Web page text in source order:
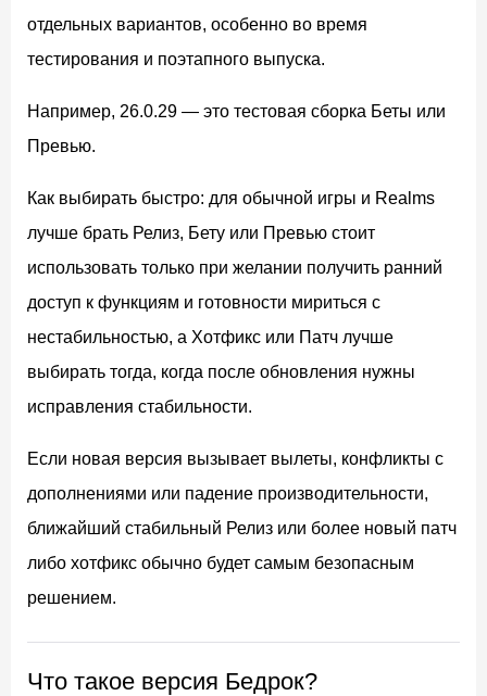
отдельных вариантов, особенно во время
тестирования и поэтапного выпуска.
Например, 26.0.29 — это тестовая сборка Беты или
Превью.
Как выбирать быстро: для обычной игры и Realms
лучше брать Релиз, Бету или Превью стоит
использовать только при желании получить ранний
доступ к функциям и готовности мириться с
нестабильностью, а Хотфикс или Патч лучше
выбирать тогда, когда после обновления нужны
исправления стабильности.
Если новая версия вызывает вылеты, конфликты с
дополнениями или падение производительности,
ближайший стабильный Релиз или более новый патч
либо хотфикс обычно будет самым безопасным
решением.
Что такое версия Бедрок?